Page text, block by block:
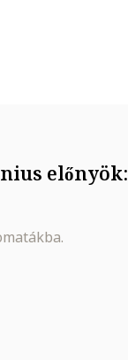
előnyök: